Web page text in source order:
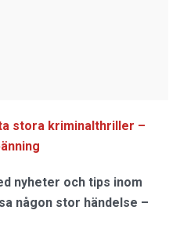
stora kriminalthriller –
nyheter och tips inom
någon stor händelse –